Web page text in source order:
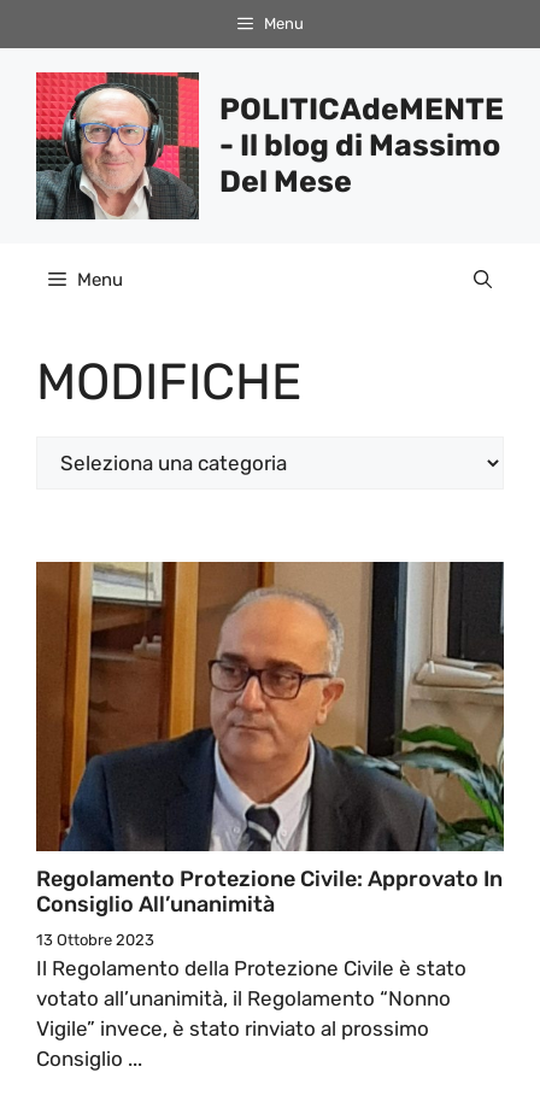
al
contenuto
Menu
POLITICAdeMENTE
- Il blog di Massimo
Del Mese
Menu
MODIFICHE
Categorie
Regolamento Protezione Civile: Approvato In
Consiglio All’unanimità
13 Ottobre 2023
Il Regolamento della Protezione Civile è stato
votato all’unanimità, il Regolamento “Nonno
Vigile” invece, è stato rinviato al prossimo
Consiglio ...